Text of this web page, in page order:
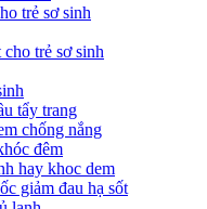
trẻ sơ sinh
trẻ sơ sinh
tẩy trang
chống nắng
đêm
hay khoc dem
giảm đau hạ sốt